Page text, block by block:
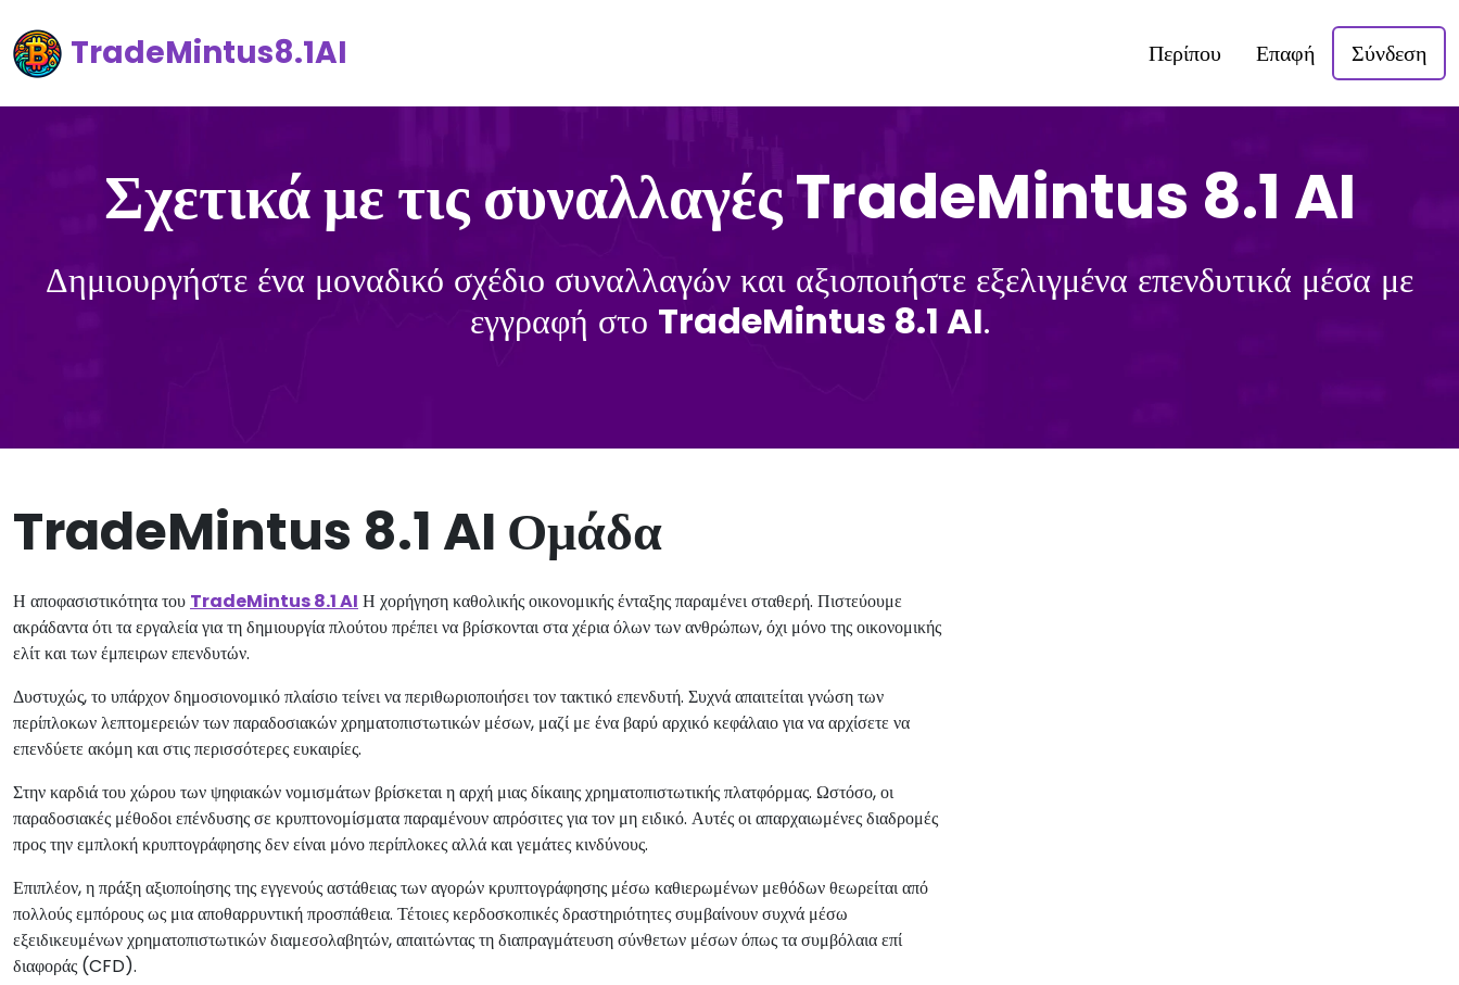
TradeMintus8.1AI Περίπου Επαφή Σύνδεση
Σχετικά με τις συναλλαγές TradeMintus 8.1 AI
Δημιουργήστε ένα μοναδικό σχέδιο συναλλαγών και αξιοποιήστε εξελιγμένα επενδυτικά μέσα με
εγγραφή στο TradeMintus 8.1 AI.
TradeMintus 8.1 AI Ομάδα
Η αποφασιστικότητα του TradeMintus 8.1 AI Η χορήγηση καθολικής οικονομικής ένταξης παραμένει σταθερή. Πιστεύουμε
ακράδαντα ότι τα εργαλεία για τη δημιουργία πλούτου πρέπει να βρίσκονται στα χέρια όλων των ανθρώπων, όχι μόνο της οικονομικής
ελίτ και των έμπειρων επενδυτών.
Δυστυχώς, το υπάρχον δημοσιονομικό πλαίσιο τείνει να περιθωριοποιήσει τον τακτικό επενδυτή. Συχνά απαιτείται γνώση των
περίπλοκων λεπτομερειών των παραδοσιακών χρηματοπιστωτικών μέσων, μαζί με ένα βαρύ αρχικό κεφάλαιο για να αρχίσετε να
επενδύετε ακόμη και στις περισσότερες ευκαιρίες.
Στην καρδιά του χώρου των ψηφιακών νομισμάτων βρίσκεται η αρχή μιας δίκαιης χρηματοπιστωτικής πλατφόρμας. Ωστόσο, οι
παραδοσιακές μέθοδοι επένδυσης σε κρυπτονομίσματα παραμένουν απρόσιτες για τον μη ειδικό. Αυτές οι απαρχαιωμένες διαδρομές
προς την εμπλοκή κρυπτογράφησης δεν είναι μόνο περίπλοκες αλλά και γεμάτες κινδύνους.
Επιπλέον, η πράξη αξιοποίησης της εγγενούς αστάθειας των αγορών κρυπτογράφησης μέσω καθιερωμένων μεθόδων θεωρείται από
πολλούς εμπόρους ως μια αποθαρρυντική προσπάθεια. Τέτοιες κερδοσκοπικές δραστηριότητες συμβαίνουν συχνά μέσω
εξειδικευμένων χρηματοπιστωτικών διαμεσολαβητών, απαιτώντας τη διαπραγμάτευση σύνθετων μέσων όπως τα συμβόλαια επί
διαφοράς (CFD).